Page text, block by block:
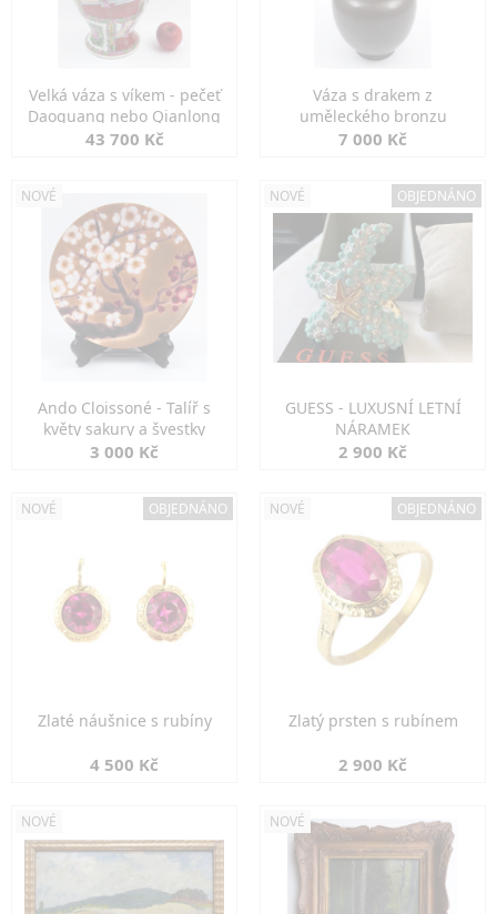
Velká váza s víkem - pečeť
Daoguang nebo Qianlong
43 700 Kč
Váza s drakem z
uměleckého bronzu
7 000 Kč
NOVÉ
Ando Cloissoné - Talíř s
květy sakury a švestky
3 000 Kč
NOVÉ OBJEDNÁNO
GUESS - LUXUSNÍ LETNÍ
NÁRAMEK
2 900 Kč
NOVÉ OBJEDNÁNO
Zlaté náušnice s rubíny
4 500 Kč
NOVÉ OBJEDNÁNO
Zlatý prsten s rubínem
2 900 Kč
NOVÉ NOVÉ